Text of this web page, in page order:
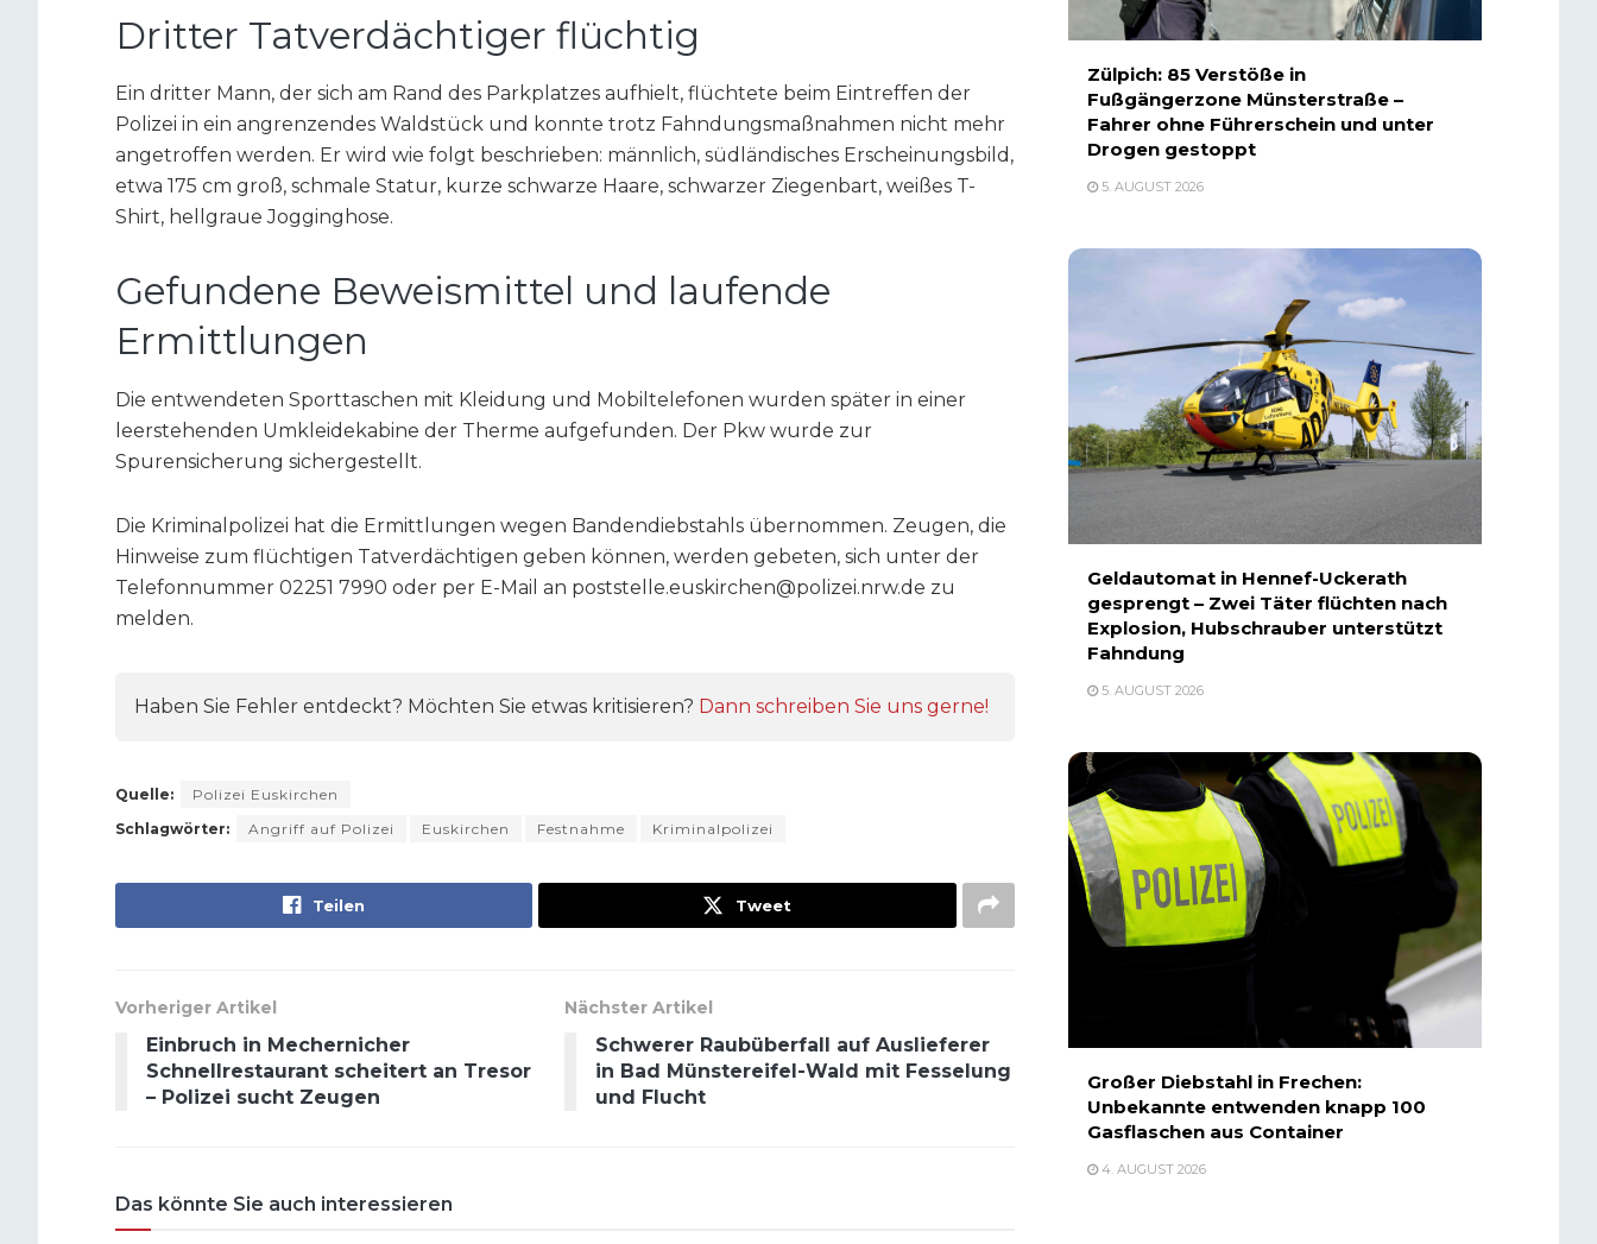
Dritter Tatverdächtiger flüchtig
Ein dritter Mann, der sich am Rand des Parkplatzes aufhielt, flüchtete beim Eintreffen der
Polizei in ein angrenzendes Waldstück und konnte trotz Fahndungsmaßnahmen nicht mehr
angetroffen werden. Er wird wie folgt beschrieben: männlich, südländisches Erscheinungsbild,
etwa 175 cm groß, schmale Statur, kurze schwarze Haare, schwarzer Ziegenbart, weißes T-
Shirt, hellgraue Jogginghose.
Gefundene Beweismittel und laufende
Ermittlungen
Die entwendeten Sporttaschen mit Kleidung und Mobiltelefonen wurden später in einer
leerstehenden Umkleidekabine der Therme aufgefunden. Der Pkw wurde zur
Spurensicherung sichergestellt.
Die Kriminalpolizei hat die Ermittlungen wegen Bandendiebstahls übernommen. Zeugen, die
Hinweise zum flüchtigen Tatverdächtigen geben können, werden gebeten, sich unter der
Telefonnummer 02251 7990 oder per E-Mail an poststelle.euskirchen@polizei.nrw.de zu
melden.
Haben Sie Fehler entdeckt? Möchten Sie etwas kritisieren? Dann schreiben Sie uns gerne!
Quelle:
Polizei Euskirchen
Schlagwörter:
Angriff auf Polizei Euskirchen Festnahme Kriminalpolizei
Teilen Tweet
Vorheriger Artikel
Einbruch in Mechernicher
Schnellrestaurant scheitert an Tresor
– Polizei sucht Zeugen
Nächster Artikel
Schwerer Raubüberfall auf Auslieferer
in Bad Münstereifel-Wald mit Fesselung
und Flucht
Das könnte Sie auch interessieren
Zülpich: 85 Verstöße in
Fußgängerzone Münsterstraße –
Fahrer ohne Führerschein und unter
Drogen gestoppt
5. AUGUST 2026
Geldautomat in Hennef-Uckerath
gesprengt – Zwei Täter flüchten nach
Explosion, Hubschrauber unterstützt
Fahndung
5. AUGUST 2026
Großer Diebstahl in Frechen:
Unbekannte entwenden knapp 100
Gasflaschen aus Container
4. AUGUST 2026